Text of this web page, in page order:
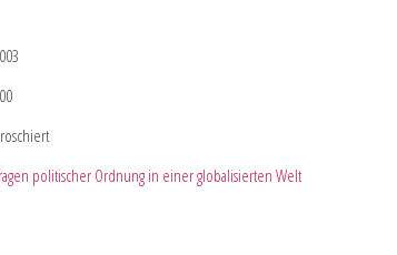
politischer Ordnung in einer globalisierten Welt